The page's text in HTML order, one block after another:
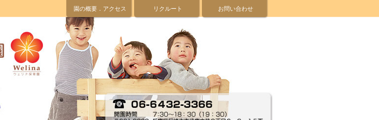
園の概要．アクセス リクルート お問い合わせ